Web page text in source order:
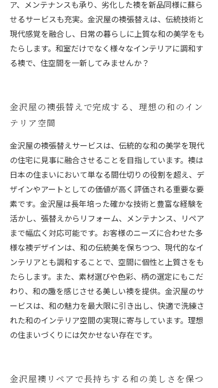
ア、メンテナンスも承り、劣化した襖を新品同様に蘇ら
せるサービスも充実。金沢屋の襖張替えは、伝統技術と
現代感覚を融合し、日常の暮らしに上質な和の美学をも
たらします。和室だけでなく様々なインテリアに調和す
る襖で、住空間を一新してみませんか？
金沢屋の襖張替えで完成する、理想の和のイン
テリア空間
金沢屋の襖張替えサービスは、伝統的な和の美学を現代
の住宅に見事に融合させることを目指しています。襖は
日本の住まいにおいて単なる間仕切りの役割を超え、デ
ザインやアートとしての価値が高く評価される重要な要
素です。金沢屋は長年培った確かな技術と豊富な経験を
活かし、張替えからリフォーム、メンテナンス、リペア
まで幅広く対応可能です。お客様のニーズに合わせた多
様な襖デザインは、和の伝統美を保ちつつ、現代的なイ
ンテリアとも調和することで、空間に個性と上質さをも
たらします。また、素材選びや色彩、柄の選定にもこだ
わり、和の趣を感じさせる美しい襖を提供。金沢屋のサ
ービスは、和の魅力を最大限に引き出し、快適で洗練さ
れた和のインテリア空間の実現に寄与しています。理想
の住まいづくりには欠かせない存在です。
金沢屋襖リペアで長持ちする和の美しさを保つ